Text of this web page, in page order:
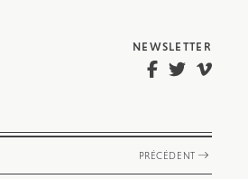
NEWSLETTER
PRÉCÉDENT